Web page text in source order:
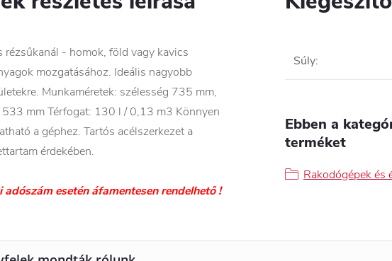
rézsűkanál - homok, föld vagy kavics
mozgatásához. Ideális nagyobb
Munkaméretek: szélesség 735 mm,
533 mm Térfogat: 130 l / 0,13 m3 Könnyen
a géphez. Tartós acélszerkezet a
érdekében.
adószám esetén áfamentesen rendelhető !
Súly:
Ebben a
terméket
Rakodógépek és